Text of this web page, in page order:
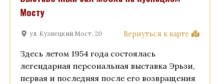
Мосту
ул. Кузнецкий Мост, 20 Вернуться к карте
Здесь летом 1954 года состоялась
легендарная персональная выставка Эрьзи,
первая и последняя после его возвращения